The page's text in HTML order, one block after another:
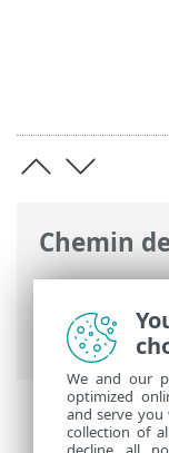
Chemin
Aide en ligne
l'application
We and our
optimized
and serve you
collection of